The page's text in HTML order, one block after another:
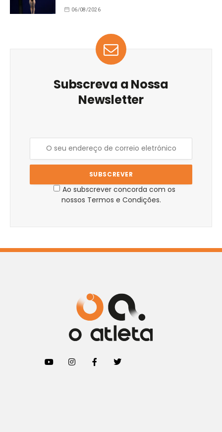
06/08/2026
Subscreva a Nossa
Newsletter
Ao subscrever concorda com os
nossos Termos e Condições.